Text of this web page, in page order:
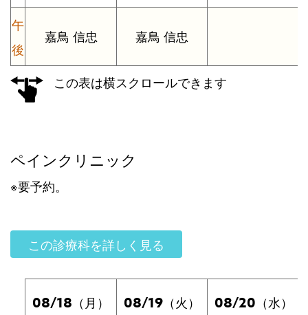
午
後
嘉鳥 信忠 嘉鳥 信忠
この表は横スクロールできます
ペインクリニック
※要予約。
この診療科を詳しく見る
08/18 （月） 08/19 （火） 08/20 （水）